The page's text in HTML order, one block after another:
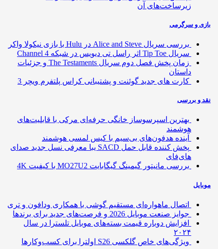
زیرساخت‌های آن
و سرگرمی
بررسی سریال Alice and Steve در Hulu با بازی نیکولا واکر
سریال Tip Toe اثر راسل تی دیویس در شبکه Channel 4
زمان پخش فصل دوم سریال The Testaments و جزئیات
داستان
کارت های جدید گوئنت و پشتیبانی کراس پلتفرم ویچر 3
و بررسی
بهترین اسپرسوساز خانگی حرفه‌ای مرکی با قابلیت‌های
هوشمند
آینده هدفون‌های بی‌سیم با کیس لمسی هوشمند
پخش کننده قابل حمل SACD یبا معرفی نسل جدید صدای
های‌فای
بررسی مانیتور گیمینگ گیگابایت MO27U2 با کیفیت 4K
اتصال ماهواره‌ای مستقیم گوشی‌ با همکاری ودافون و تری
جوایز صنعت موبایل 2026 و فرصت‌های جدید برای برندها
افزایش دوباره قیمت بسته‌های موبایل تلسترا در سال
۲۰۲۴
ویژگی‌های خاص گلکسی S26 اولترا برای کسب‌وکارها